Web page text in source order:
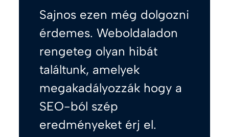
Sajnos ezen még dolgozni
érdemes. Weboldaladon
rengeteg olyan hibát
találtunk, amelyek
megakadályozzák hogy a
SEO-ból szép
eredményeket érj el.